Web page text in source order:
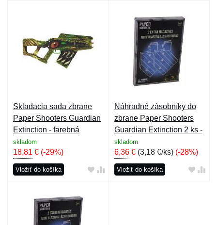
Skladacia sada zbrane
Paper Shooters Guardian
Extinction - farebná
skladom
18,81 € (-29%)
Vložiť do košíka
Náhradné zásobníky do
zbrane Paper Shooters
Guardian Extinction 2 ks -
farebné
skladom
6,36€(3,18 €/ks) (-28%)
Vložiť do košíka